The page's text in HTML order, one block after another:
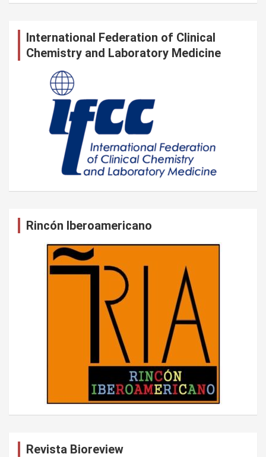
International Federation of Clinical
Chemistry and Laboratory Medicine
Rincón Iberoamericano
Revista Bioreview